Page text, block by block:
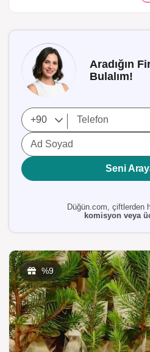
Aradığın
Bulalım!
Ad Soyad
Seni
Düğün.com, çiftlerden
komisyon veya
%9